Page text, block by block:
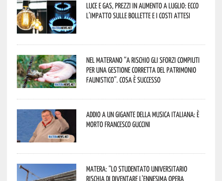
Luce e gas, prezzi in aumento a luglio: ecco
l’impatto sulle bollette e i costi attesi
Nel materano “a rischio gli sforzi compiuti
per una gestione corretta del patrimonio
faunistico”. Cosa è successo
Addio a un gigante della musica italiana: è
morto Francesco Guccini
Matera: “Lo studentato universitario
rischia di diventare l’ennesima opera